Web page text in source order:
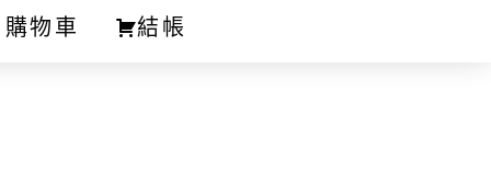
購物車 結帳